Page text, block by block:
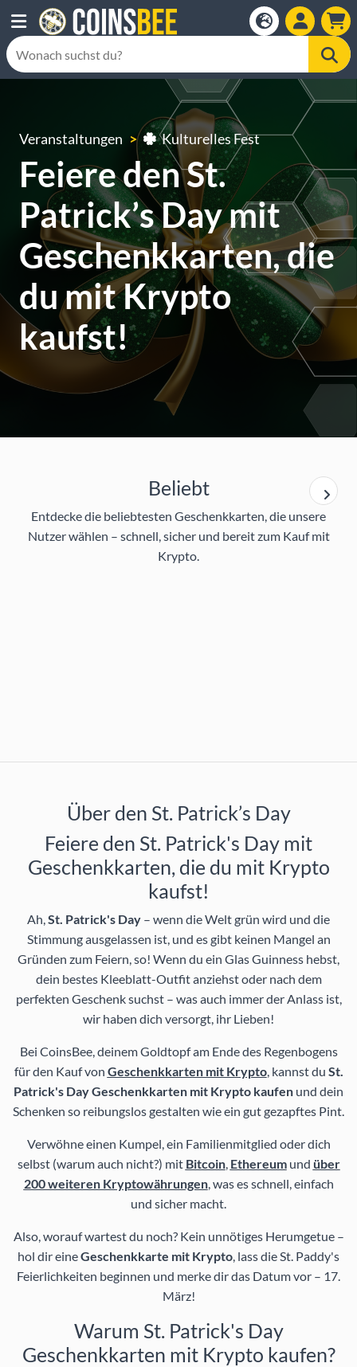
Veranstaltungen Kulturelles Fest
Feiere den St.
Patrick’s Day mit
Geschenkkarten, die
du mit Krypto
kaufst!
Beliebt
Entdecke die beliebtesten Geschenkkarten, die unsere
Nutzer wählen – schnell, sicher und bereit zum Kauf mit
Krypto.
Über den St. Patrick’s Day
Feiere den St. Patrick's Day mit
Geschenkkarten, die du mit Krypto
kaufst!
Ah,St. Patrick's Day – wenn die Welt grün wird und die
Stimmung ausgelassen ist, und es gibt keinen Mangel an
Gründen zum Feiern, so! Wenn du ein Glas Guinness hebst,
dein bestes Kleeblatt-Outfit anziehst oder nach dem
perfekten Geschenk suchst – was auch immer der Anlass ist,
wir haben dich versorgt, ihr Lieben!
Bei CoinsBee, deinem Goldtopf am Ende des Regenbogens
für den Kauf von Geschenkkarten mit Krypto, kannst du St.
Patrick's Day Geschenkkarten mit Krypto kaufen und dein
Schenken so reibungslos gestalten wie ein gut gezapftes Pint.
Verwöhne einen Kumpel, ein Familienmitglied oder dich
selbst (warum auch nicht?) mit Bitcoin, Ethereumund über
200 weiteren Kryptowährungen, was es schnell, einfach
und sicher macht.
Also, worauf wartest du noch? Kein unnötiges Herumgetue –
hol dir eineGeschenkkarte mit Krypto, lass die St. Paddy's
Feierlichkeiten beginnen und merke dir das Datum vor – 17.
März!
Warum St. Patrick's Day
Geschenkkarten mit Krypto kaufen?